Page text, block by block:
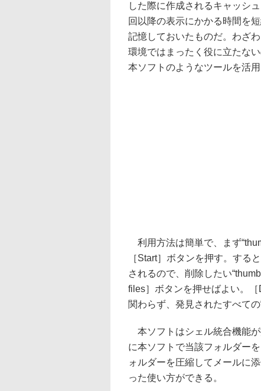
した際に作成されるキャッシ
回以降の表示にかかる時間を
記憶しておいたものだ。わざ
環境ではまったく役に立たな
本ソフトのようなツールを活
利用方法は簡単で、まず
［Start］ボタンを押す。する
されるので、削除したい
files］ボタンを押せばよい。
関わらず、発見されたすべての
本ソフトはシェル統合機能
に本ソフトで当該フォルダー
ォルダーを圧縮してメールに
った使い方ができる。